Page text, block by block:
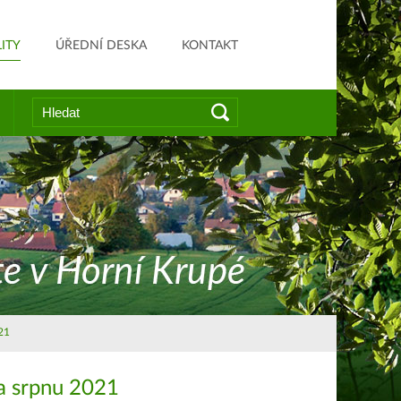
ÚŘEDNÍ DESKA KONTAKT
na
webu
Hledat
srpnu 2021